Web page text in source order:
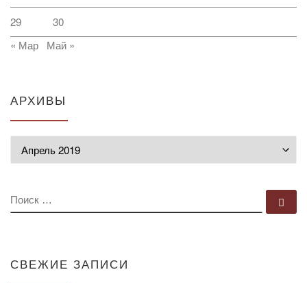
29
30
« Мар
Май »
АРХИВЫ
ПОИСК
СВЕЖИЕ ЗАПИСИ